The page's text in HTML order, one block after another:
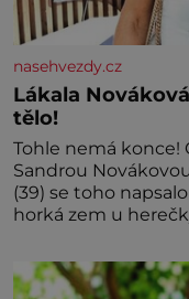
nasehvezdy.cz
Lákala
tělo!
Tohle nemá konce!
Sandrou
(39) se toho
horká zem u